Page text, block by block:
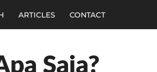
ARTICLES CONTACT
Saja?